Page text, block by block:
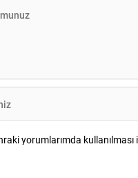
yorumlarımda